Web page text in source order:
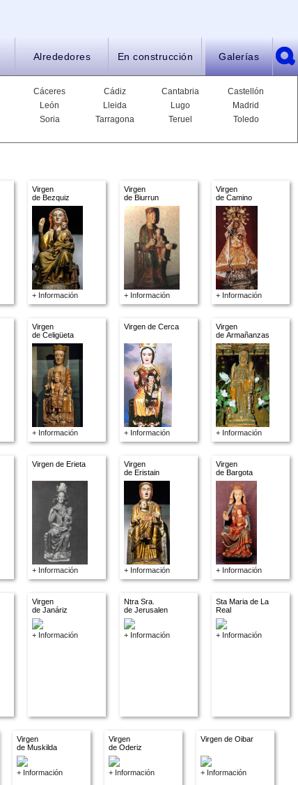
Alrededores En construcción Galerías
Cáceres Cádiz Cantabria
Castellón
León Lleida Lugo
Madrid
Soria Tarragona Teruel
Toledo
Virgen
de Bezquiz
+ Información
Virgen
de Biurrun
+ Información
Virgen
de Camino
+ Información
Virgen
de Celigüeta
+ Información
Virgen de Cerca
+ Información
Virgen
de Armañanzas
+ Información
Virgen de Erieta
+ Información
Virgen
de Eristain
+ Información
Virgen
de Bargota
+ Información
Virgen
de Janáriz
+ Información
Ntra Sra.
de Jerusalen
+ Información
Sta Maria de La
Real
+ Información
Virgen
de Muskilda
+ Información
Virgen
de Oderiz
+ Información
Virgen de Oibar
+ Información